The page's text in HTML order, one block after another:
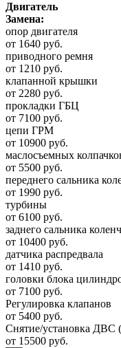
Двигатель
Замена:
опор двигателя
от 1640 руб.
приводного ремня
от 1210 руб.
клапанной крышки
от 2280 руб.
прокладки ГБЦ
от 7100 руб.
цепи ГРМ
от 10900 руб.
маслосъемных
от 5500 руб.
переднего сальника
от 1990 руб.
турбины
от 6100 руб.
заднего сальника
от 10400 руб.
датчика распредвала
от 1410 руб.
головки блока
от 7100 руб.
Регулировка клапанов
от 5400 руб.
Снятие/установка ДВС
от 15500 руб.